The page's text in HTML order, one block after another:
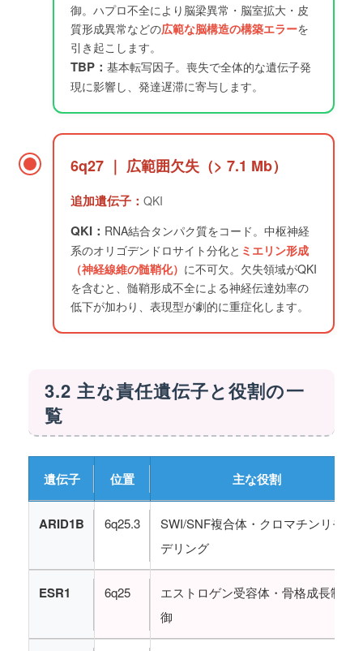
御。ハプロ不全により脳梁異常・脳室拡大・皮
質形成異常などの広範な脳構造の構築エラーを
引き起こします。
TBP： 基本転写因子。喪失で全体的な遺伝子発
現に影響し、発達遅滞に寄与します。
6q27 ｜ 広範囲欠失（> 7.1 Mb）
追加遺伝子： QKI
QKI： RNA結合タンパク質をコード。中枢神経
系のオリゴデンドロサイト分化と ミエリン形成
（神経線維の髄鞘化） に不可欠。欠失領域がQKI
を含むと、髄鞘形成不全による神経伝達効率の
低下が加わり、表現型が劇的に重症化します。
3.2 主な責任遺伝子と役割の一
覧
遺伝子 位置 主な役割
ARID1B 6q25.3
SWI/SNF複合体・クロマチンリモ
デリング
ESR1 6q25
エストロゲン受容体・骨格成長制
御